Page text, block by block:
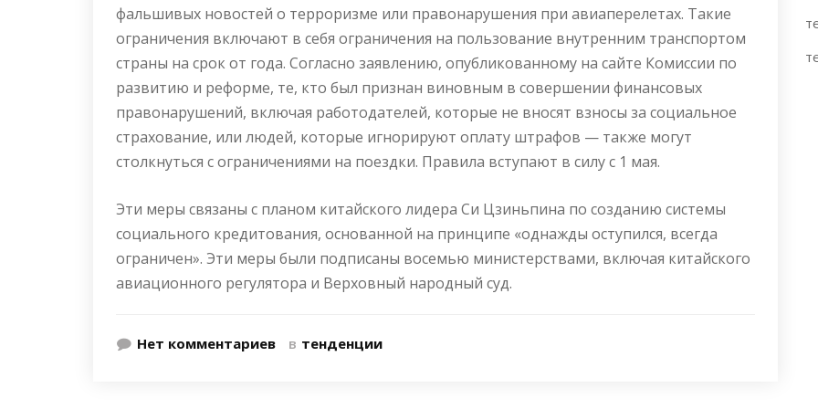
фальшивых новостей о терроризме или правонарушения при авиаперелетах. Такие
ограничения включают в себя ограничения на пользование внутренним транспортом
страны на срок от года. Согласно заявлению, опубликованному на сайте Комиссии по
развитию и реформе, те, кто был признан виновным в совершении финансовых
правонарушений, включая работодателей, которые не вносят взносы за социальное
страхование, или людей, которые игнорируют оплату штрафов — также могут
столкнуться с ограничениями на поездки. Правила вступают в силу с 1 мая.
Эти меры связаны с планом китайского лидера Си Цзиньпина по созданию системы
социального кредитования, основанной на принципе «однажды оступился, всегда
ограничен». Эти меры были подписаны восемью министерствами, включая китайского
авиационного регулятора и Верховный народный суд.
Нет комментариев в тенденции